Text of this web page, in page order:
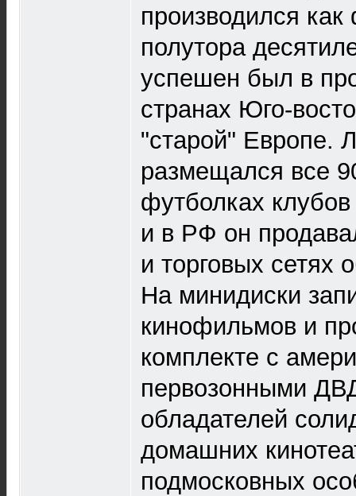
производился
полутора
успешен был в
странах Юго-
"старой" Европе.
размещался все
футболках
и в РФ он
и торговых сетях
На минидиски
кинофильмов и
комплекте с
первозонными
обладателей
домашних
подмосковных